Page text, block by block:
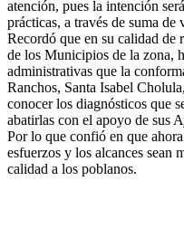
atención, pues la intención
prácticas, a través de suma de
Recordó que en su calidad de
de los Municipios de la zona,
administrativas que la
Ranchos, Santa Isabel
conocer los diagnósticos que
abatirlas con el apoyo de sus
Por lo que confió en que
esfuerzos y los alcances sean
calidad a los poblanos.